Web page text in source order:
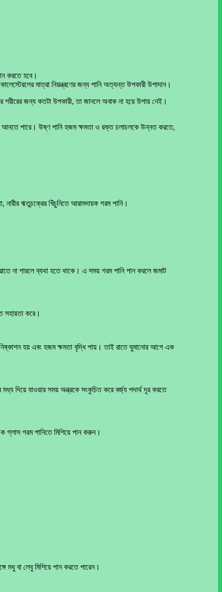
করতে হবে।
মাত্রা নিয়ন্ত্রণের জন্য পানি অত্যন্ত উপকারী উপাদান।
শরীরের জন্য কতটা উপকারী, তা জানলে অবাক না হয়ে উপায় নেই।
বয়ে আনতে পারে। উষ্ণ পানি হজম ক্ষমতা ও রক্ত চলাচলকে উন্নত করতে,
নারীর ঋতুচক্রের খিঁচুনিতে আরামদায়ক গরম পানি।
না পারলে ব্যথা হতে থাকে। এ সময় গরম পানি পান করলে জমাট
সহায়তা করে।
হয় এবং হজম ক্ষমতা বৃদ্ধি পায়। তাই রাতে ঘুমানোর আগে এক
দিয়ে যাওয়ার সময় অন্ত্রকে সংকুচিত করে বর্জ্য পদার্থ দূর করতে
গ্লাস গরম পানিতে মিশিয়ে পান করুন।
বা লেবু মিশিয়ে পান করতে পারেন।